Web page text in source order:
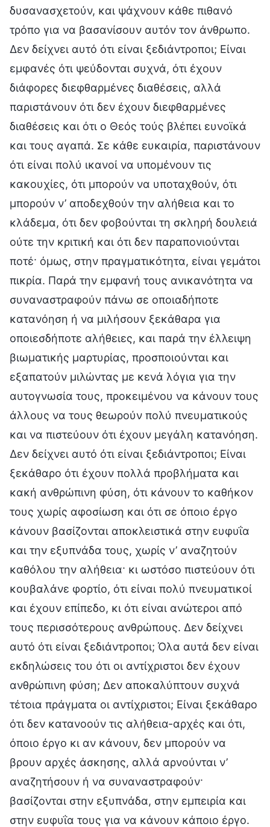
δυσανασχετούν, και ψάχνουν κάθε πιθανό
τρόπο για να βασανίσουν αυτόν τον άνθρωπο.
Δεν δείχνει αυτό ότι είναι ξεδιάντροποι; Είναι
εμφανές ότι ψεύδονται συχνά, ότι έχουν
διάφορες διεφθαρμένες διαθέσεις, αλλά
παριστάνουν ότι δεν έχουν διεφθαρμένες
διαθέσεις και ότι ο Θεός τούς βλέπει ευνοϊκά
και τους αγαπά. Σε κάθε ευκαιρία, παριστάνουν
ότι είναι πολύ ικανοί να υπομένουν τις
κακουχίες, ότι μπορούν να υποταχθούν, ότι
μπορούν ν’ αποδεχθούν την αλήθεια και το
κλάδεμα, ότι δεν φοβούνται τη σκληρή δουλειά
ούτε την κριτική και ότι δεν παραπονιούνται
ποτέ· όμως, στην πραγματικότητα, είναι γεμάτοι
πικρία. Παρά την εμφανή τους ανικανότητα να
συναναστραφούν πάνω σε οποιαδήποτε
κατανόηση ή να μιλήσουν ξεκάθαρα για
οποιεσδήποτε αλήθειες, και παρά την έλλειψη
βιωματικής μαρτυρίας, προσποιούνται και
εξαπατούν μιλώντας με κενά λόγια για την
αυτογνωσία τους, προκειμένου να κάνουν τους
άλλους να τους θεωρούν πολύ πνευματικούς
και να πιστεύουν ότι έχουν μεγάλη κατανόηση.
Δεν δείχνει αυτό ότι είναι ξεδιάντροποι; Είναι
ξεκάθαρο ότι έχουν πολλά προβλήματα και
κακή ανθρώπινη φύση, ότι κάνουν το καθήκον
τους χωρίς αφοσίωση και ότι σε όποιο έργο
κάνουν βασίζονται αποκλειστικά στην ευφυΐα
και την εξυπνάδα τους, χωρίς ν’ αναζητούν
καθόλου την αλήθεια· κι ωστόσο πιστεύουν ότι
κουβαλάνε φορτίο, ότι είναι πολύ πνευματικοί
και έχουν επίπεδο, κι ότι είναι ανώτεροι από
τους περισσότερους ανθρώπους. Δεν δείχνει
αυτό ότι είναι ξεδιάντροποι; Όλα αυτά δεν είναι
εκδηλώσεις του ότι οι αντίχριστοι δεν έχουν
ανθρώπινη φύση; Δεν αποκαλύπτουν συχνά
τέτοια πράγματα οι αντίχριστοι; Είναι ξεκάθαρο
ότι δεν κατανοούν τις αλήθεια-αρχές και ότι,
όποιο έργο κι αν κάνουν, δεν μπορούν να
βρουν αρχές άσκησης, αλλά αρνούνται ν’
αναζητήσουν ή να συναναστραφούν·
βασίζονται στην εξυπνάδα, στην εμπειρία και
στην ευφυΐα τους για να κάνουν κάποιο έργο.